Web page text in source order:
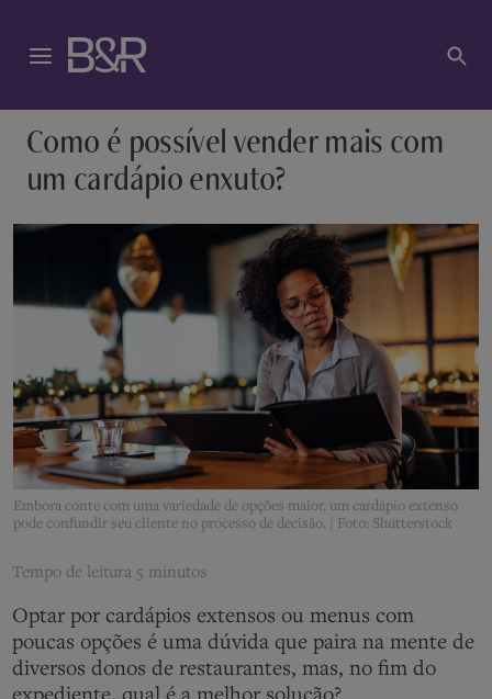
Como é possível vender mais com
um cardápio enxuto?
Embora conte com uma variedade de opções maior, um cardápio extenso
pode confundir seu cliente no processo de decisão. | Foto: Shutterstock
Tempo de leitura 5 minutos
Optar por cardápios extensos ou menus com
poucas opções é uma dúvida que paira na mente de
diversos donos de restaurantes, mas, no fim do